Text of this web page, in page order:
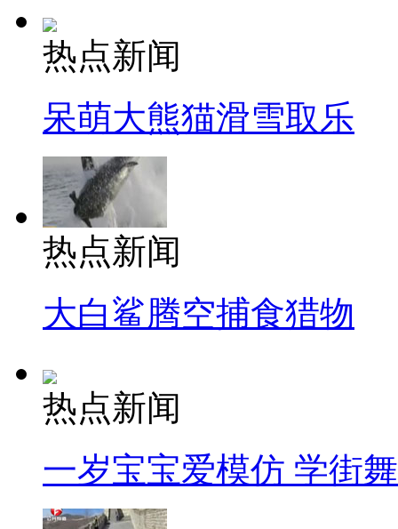
热点新闻
呆萌大熊猫滑雪取乐
热点新闻
大白鲨腾空捕食猎物
热点新闻
一岁宝宝爱模仿 学街